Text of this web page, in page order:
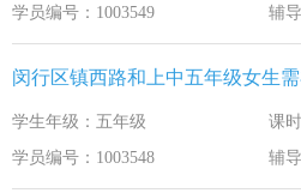
学员编号：1003549
辅
闵行区镇西路和上中五年级女生
学生年级：五年级
课
学员编号：1003548
辅